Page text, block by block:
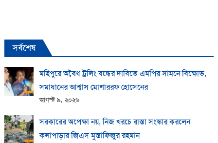
সর্বশেষ
মহিপুরে অবৈধ ট্রলিং বন্ধের দাবিতে এমপির সামনে বিক্ষোভ,
সমাধানের আশ্বাস মোশাররফ হোসেনের
আগস্ট ৯, ২০২৬
সরকারের অপেক্ষা নয়, নিজ খরচে রাস্তা সংস্কার করলেন
কলাপাড়ার জিএস মুস্তাফিজুর রহমান